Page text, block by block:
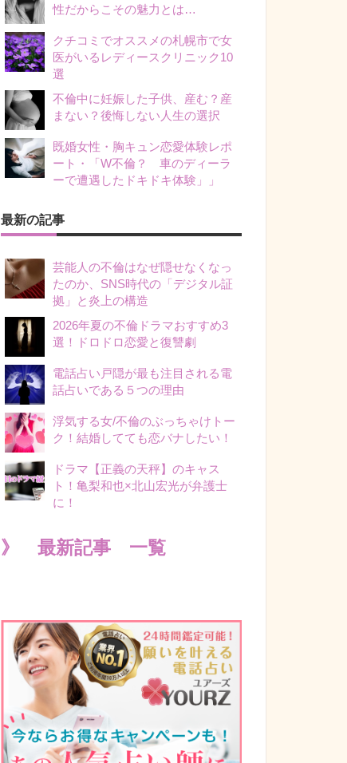
性だからこその魅力とは…
クチコミでオススメの札幌市で女
医がいるレディースクリニック10
選
不倫中に妊娠した子供、産む？産
まない？後悔しない人生の選択
既婚女性・胸キュン恋愛体験レポ
ート・「W不倫？ 車のディーラ
ーで遭遇したドキドキ体験」」
最新の記事
芸能人の不倫はなぜ隠せなくなっ
たのか、SNS時代の「デジタル証
拠」と炎上の構造
2026年夏の不倫ドラマおすすめ3
選！ドロドロ恋愛と復讐劇
電話占い戸隠が最も注目される電
話占いである５つの理由
浮気する女/不倫のぶっちゃけトー
ク！結婚してても恋バナしたい！
ドラマ【正義の天秤】のキャス
ト！亀梨和也×北山宏光が弁護士
に！
》 最新記事 一覧